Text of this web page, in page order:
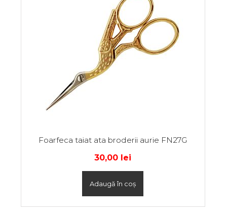
Foarfeca taiat ata broderii aurie FN27G
30,00 lei
Adaugă în coș